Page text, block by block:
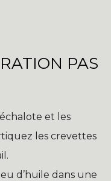
PAS
et les
les crevettes
d’huile dans une